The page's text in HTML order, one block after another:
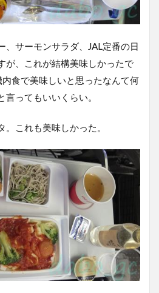
、サーモンサラダ、JAL定番の日
が、これが結構美味しかったで
食で美味しいと思ったなんて何
ってもいいくらい。
これも美味しかった。